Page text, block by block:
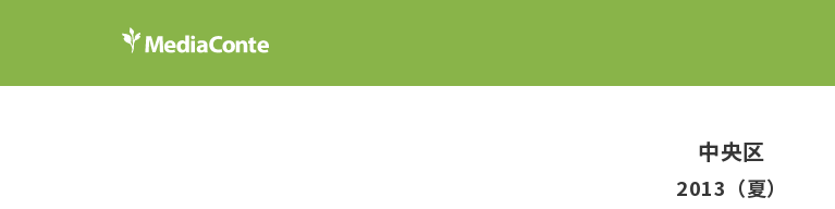
中央区
2013（夏）